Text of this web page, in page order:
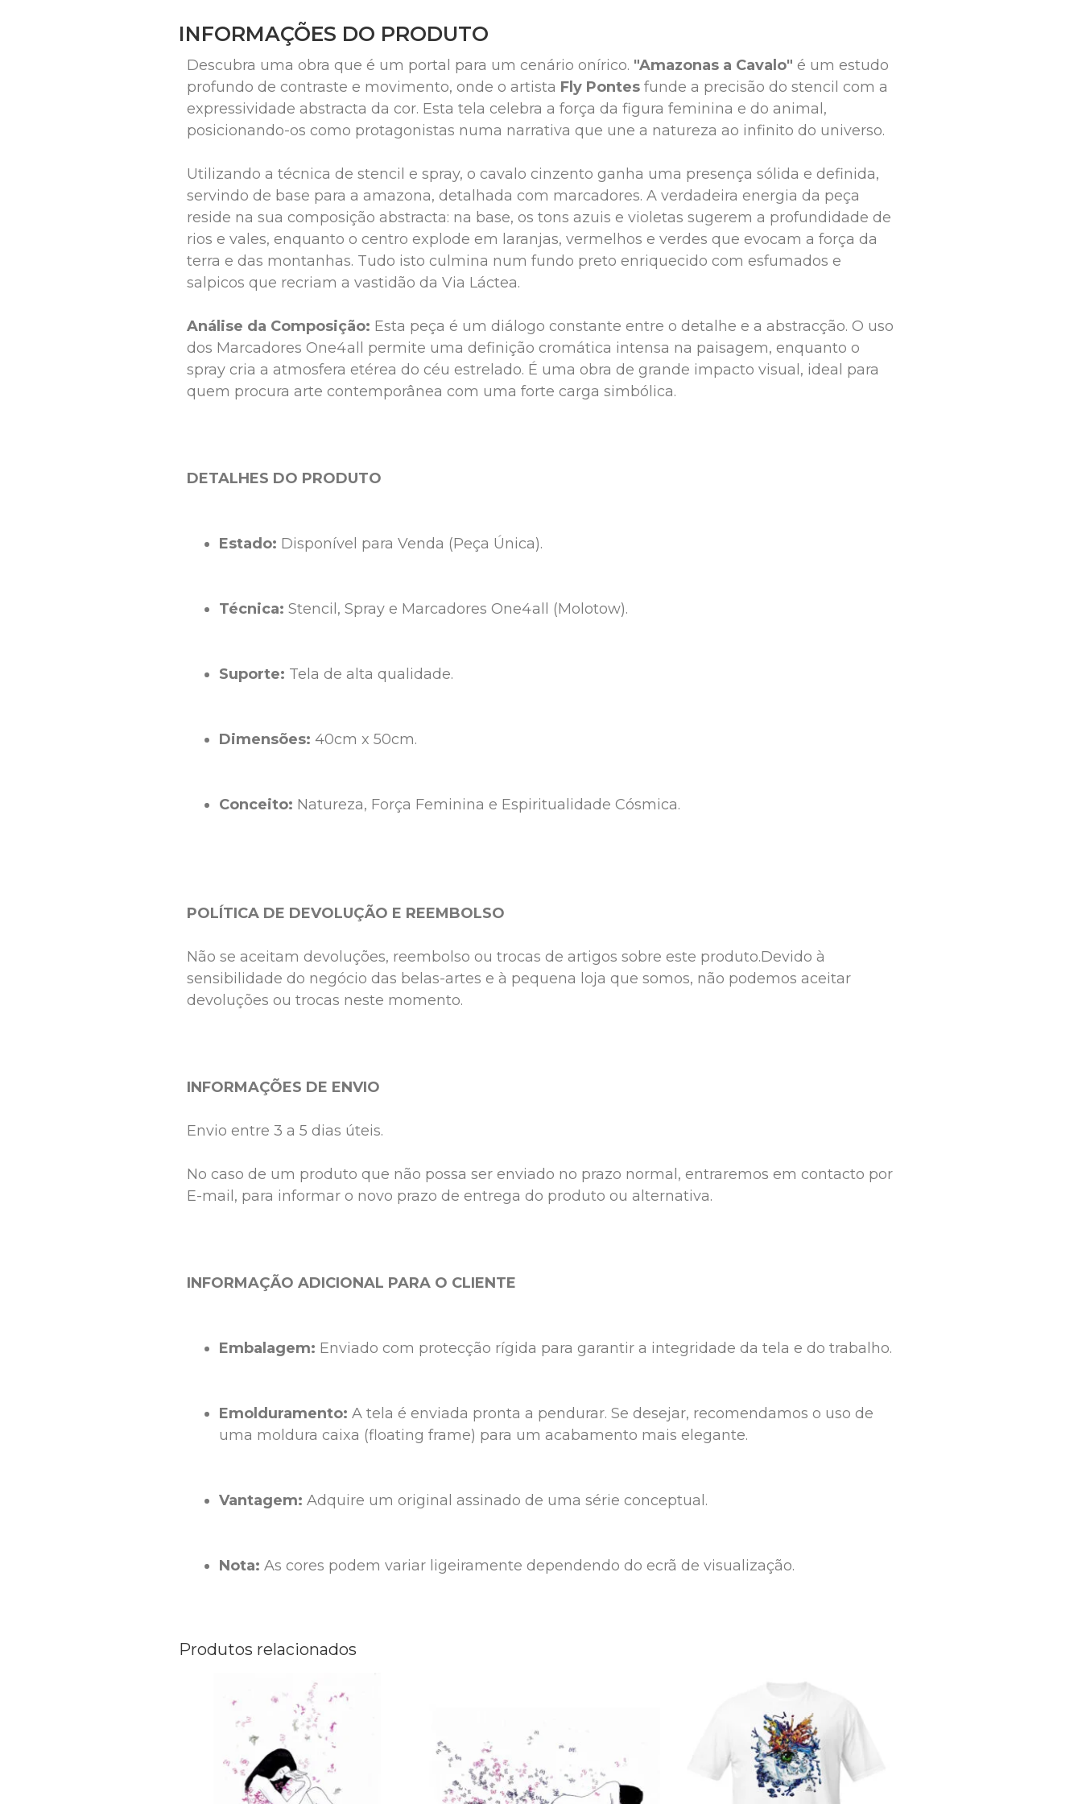
INFORMAÇÕES DO PRODUTO
Descubra uma obra que é um portal para um cenário onírico. "Amazonas a Cavalo" é um estudo
profundo de contraste e movimento, onde o artista Fly Pontes funde a precisão do stencil com a
expressividade abstracta da cor. Esta tela celebra a força da figura feminina e do animal,
posicionando-os como protagonistas numa narrativa que une a natureza ao infinito do universo.
Utilizando a técnica de stencil e spray, o cavalo cinzento ganha uma presença sólida e definida,
servindo de base para a amazona, detalhada com marcadores. A verdadeira energia da peça
reside na sua composição abstracta: na base, os tons azuis e violetas sugerem a profundidade de
rios e vales, enquanto o centro explode em laranjas, vermelhos e verdes que evocam a força da
terra e das montanhas. Tudo isto culmina num fundo preto enriquecido com esfumados e
salpicos que recriam a vastidão da Via Láctea.
Análise da Composição: Esta peça é um diálogo constante entre o detalhe e a abstracção. O uso
dos Marcadores One4all permite uma definição cromática intensa na paisagem, enquanto o
spray cria a atmosfera etérea do céu estrelado. É uma obra de grande impacto visual, ideal para
quem procura arte contemporânea com uma forte carga simbólica.
DETALHES DO PRODUTO
Estado: Disponível para Venda (Peça Única).
Técnica: Stencil, Spray e Marcadores One4all (Molotow).
Suporte: Tela de alta qualidade.
Dimensões: 40cm x 50cm.
Conceito: Natureza, Força Feminina e Espiritualidade Cósmica.
POLÍTICA DE DEVOLUÇÃO E REEMBOLSO
Não se aceitam devoluções, reembolso ou trocas de artigos sobre este produto.Devido à
sensibilidade do negócio das belas-artes e à pequena loja que somos, não podemos aceitar
devoluções ou trocas neste momento.
INFORMAÇÕES DE ENVIO
Envio entre 3 a 5 dias úteis.
No caso de um produto que não possa ser enviado no prazo normal, entraremos em contacto por
E-mail, para informar o novo prazo de entrega do produto ou alternativa.
INFORMAÇÃO ADICIONAL PARA O CLIENTE
Embalagem: Enviado com protecção rígida para garantir a integridade da tela e do trabalho.
Emolduramento: A tela é enviada pronta a pendurar. Se desejar, recomendamos o uso de
uma moldura caixa (floating frame) para um acabamento mais elegante.
Vantagem: Adquire um original assinado de uma série conceptual.
Nota: As cores podem variar ligeiramente dependendo do ecrã de visualização.
Produtos relacionados